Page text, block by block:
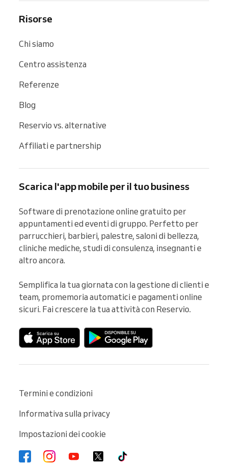
Risorse
Chi siamo
Centro assistenza
Referenze
Blog
Reservio vs. alternative
Affiliati e partnership
Scarica l'app mobile per il tuo business
Software di prenotazione online gratuito per
appuntamenti ed eventi di gruppo. Perfetto per
parrucchieri, barbieri, palestre, saloni di bellezza,
cliniche mediche, studi di consulenza, insegnanti e
altro ancora.
Semplifica la tua giornata con la gestione di clienti e
team, promemoria automatici e pagamenti online
sicuri. Fai crescere la tua attività con Reservio.
Termini e condizioni
Informativa sulla privacy
Impostazioni dei cookie